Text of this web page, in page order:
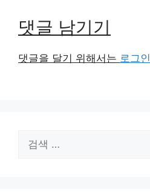
댓글 남기기
댓글을 달기 위해서는 로그인
색: